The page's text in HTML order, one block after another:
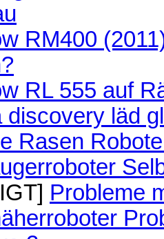
RM400
RL 555 auf
discovery läd
Rasen
Probleme